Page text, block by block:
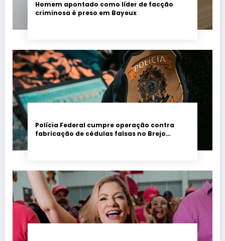
Homem apontado como líder de facção
criminosa é preso em Bayeux
Polícia Federal cumpre operação contra
fabricação de cédulas falsas no Brejo